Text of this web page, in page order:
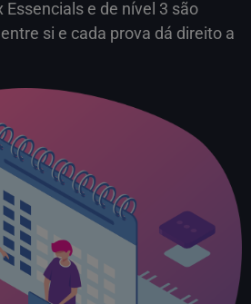
Essencials e de nível 3 são
si e cada prova dá direito a